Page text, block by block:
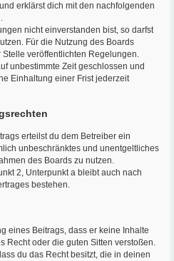
erklärst dich mit den nachfolgenden
nicht einverstanden bist, so darfst
Für die Nutzung des Boards
veröffentlichten Regelungen.
unbestimmte Zeit geschlossen und
Einhaltung einer Frist jederzeit
erteilst du dem Betreiber ein
unbeschränktes und unentgeltliches
des Boards zu nutzen.
2, Unterpunkt a bleibt auch nach
bestehen.
eines Beitrags, dass er keine Inhalte
Recht oder die guten Sitten verstoßen.
du das Recht besitzt, die in deinen